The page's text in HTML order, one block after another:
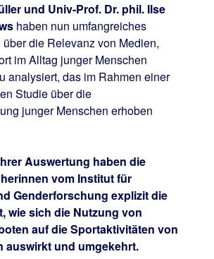
und Univ-Prof. Dr. phil. Ilse
haben nun umfangreiches
die Relevanz von Medien,
im Alltag junger Menschen
analysiert, das im Rahmen einer
Studie über die
junger Menschen erhoben
Auswertung haben die
vom Institut für
Genderforschung explizit die
wie sich die Nutzung von
auf die Sportaktivitäten von
auswirkt und umgekehrt.